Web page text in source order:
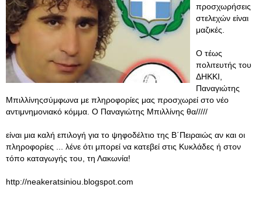
προσχωρήσεις
στελεχών είναι
μαζικές.
Ο τέως
πολιτευτής του
ΔΗΚΚΙ,
Παναγιώτης
Μπιλλίνηςσύμφωνα με πληροφορίες μας προσχωρεί στο νέο
αντιμνημονιακό κόμμα. Ο Παναγιώτης Μπιλλίνης θα/////
είναι μια καλή επιλογή για το ψηφοδέλτιο της Β΄Πειραιώς αν και οι
πληροφορίες ... λένε ότι μπορεί να κατεβεί στις Κυκλάδες ή στον
τόπο καταγωγής του, τη Λακωνία!
http://neakeratsiniou.blogspot.com